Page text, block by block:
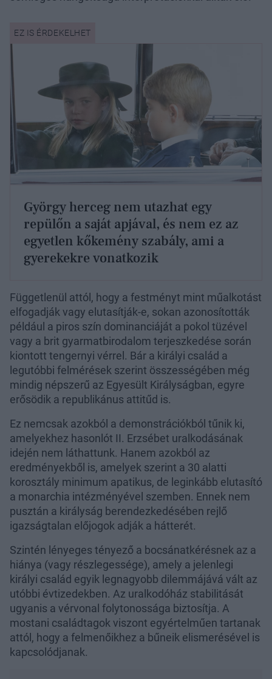
György herceg nem utazhat egy
repülőn a saját apjával, és nem ez az
egyetlen kőkemény szabály, ami a
gyerekekre vonatkozik
Függetlenül attól, hogy a festményt mint műalkotást
elfogadják vagy elutasítják-e, sokan azonosították
például a piros szín dominanciáját a pokol tüzével
vagy a brit gyarmatbirodalom terjeszkedése során
kiontott tengernyi vérrel. Bár a királyi család a
legutóbbi felmérések szerint összességében még
mindig népszerű az Egyesült Királyságban, egyre
erősödik a republikánus attitűd is.
Ez nemcsak azokból a demonstrációkból tűnik ki,
amelyekhez hasonlót II. Erzsébet uralkodásának
idején nem láthattunk. Hanem azokból az
eredményekből is, amelyek szerint a 30 alatti
korosztály minimum apatikus, de leginkább elutasító
a monarchia intézményével szemben. Ennek nem
pusztán a királyság berendezkedésében rejlő
igazságtalan előjogok adják a hátterét.
Szintén lényeges tényező a bocsánatkérésnek az a
hiánya (vagy részlegessége), amely a jelenlegi
királyi család egyik legnagyobb dilemmájává vált az
utóbbi évtizedekben. Az uralkodóház stabilitását
ugyanis a vérvonal folytonossága biztosítja. A
mostani családtagok viszont egyértelműen tartanak
attól, hogy a felmenőikhez a bűneik elismerésével is
kapcsolódjanak.